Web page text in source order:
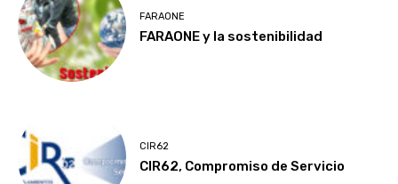
FARAONE
FARAONE y la sostenibilidad
CIR62
CIR62, Compromiso de Servicio